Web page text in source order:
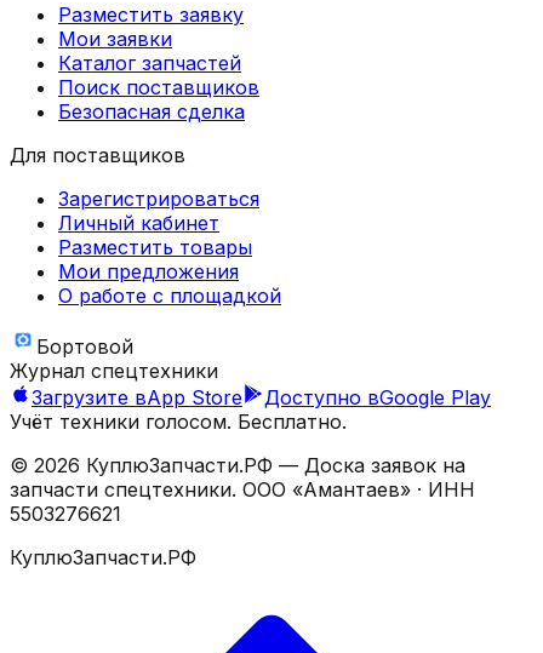
Разместить заявку
Мои заявки
Каталог запчастей
Поиск поставщиков
Безопасная сделка
Для поставщиков
Зарегистрироваться
Личный кабинет
Разместить товары
Мои предложения
О работе с площадкой
Бортовой
Журнал спецтехники
Загрузите вApp Store Доступно вGoogle Play
Учёт техники голосом. Бесплатно.
© 2026 КуплюЗапчасти.РФ — Доска заявок на
запчасти спецтехники. ООО «Амантаев» · ИНН
5503276621
КуплюЗапчасти.РФ